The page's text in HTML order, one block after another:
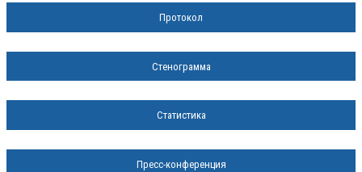
Протокол
Стенограмма
Статистика
Пресс-конференция